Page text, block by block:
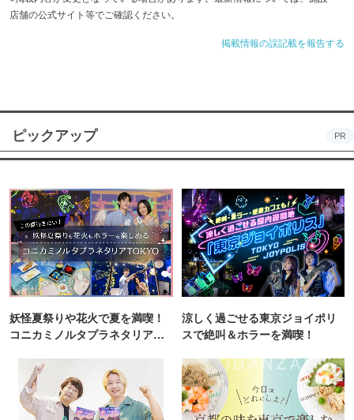
店舗の公式サイト等でご確認ください。
掲載情報の誤記載を報告する
ピックアップ PR
妖怪夏祭りや花火で夏を満喫！
コニカミノルタプラネタリア
涼しく過ごせる東京ジョイポリ
スで絶叫＆ホラーを満喫！